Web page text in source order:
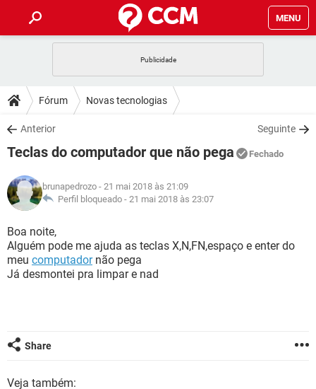
MENU
CELULAR FACEBOOK
OUTLOOK
INSTAGRAM GMAIL
GUIA DE COMPRAS
DICAS
JOGOS WHATSAPP
INSTAGRAM GMAIL
GUIA DE COMPRAS
DOWNLOADS
JOGOS WHATSAPP
CELULAR
OUTLOOK EXCEL
INSTAGRAM
GUIA DE COMPRAS
JOGOS WHATSAPP
CELULAR
OUTLOOK
INSTAGRAM
GLOSSÁRIO
CELULAR FACEBOOK
OUTLOOK
Fórum Novas tecnologias
Anterior Seguinte
Teclas do computador que não pega Fechado
brunapedrozo - 21 mai 2018 às 21:09
Perfil bloqueado - 21 mai 2018 às 23:07
Boa noite,
Alguém pode me ajuda as teclas X,N,FN,espaço e enter do
meu computadornão pega
Já desmontei pra limpar e nad
Share
Veja também: